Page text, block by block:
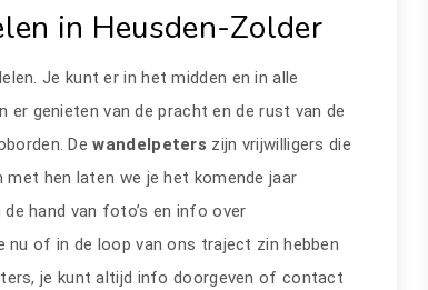
in Heusden-Zolder
Je kunt er in het midden en in alle
er genieten van de pracht en de rust van de
Dewandelpeters zijn vrijwilligers die
hen laten we je het komende jaar
hand van foto’s en info over
of in de loop van ons traject zin hebben
je kunt altijd info doorgeven of contact